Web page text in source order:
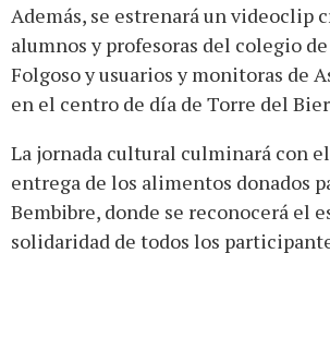
Además, se estrenará un videoclip
alumnos y profesoras del colegio
Folgoso y usuarios y monitoras de
en el centro de día de Torre del
La jornada cultural culminará con
entrega de los alimentos donados
Bembibre, donde se reconocerá el
solidaridad de todos los